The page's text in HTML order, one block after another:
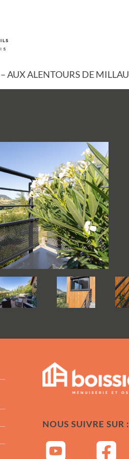
AUX ALENTOURS DE MILLAU
NOUS SUIVRE SUR :